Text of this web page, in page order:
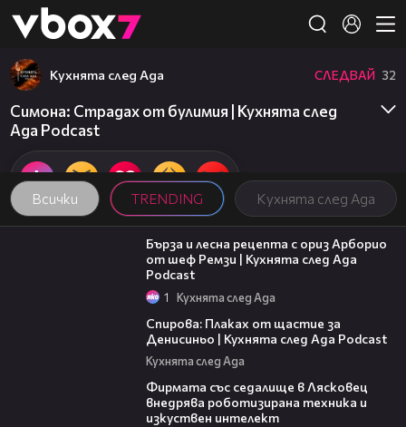
👾
Всички TRENDING Кухнята след Ада
Кухнята след Ада СЛЕДВАЙ 32
Симона: Страдах от булимия | Кухнята след
Ада Podcast
18:45
Бърза и лесна рецепта с ориз Арборио
от шеф Ремзи | Кухнята след Ада
Podcast
1 Кухнята след Ада
Спирова: Плаках от щастие за
Денисиньо | Кухнята след Ада Podcast
Кухнята след Ада
Фирмата със седалище в Лясковец
внедрява роботизирана техника и
изкуствен интелект